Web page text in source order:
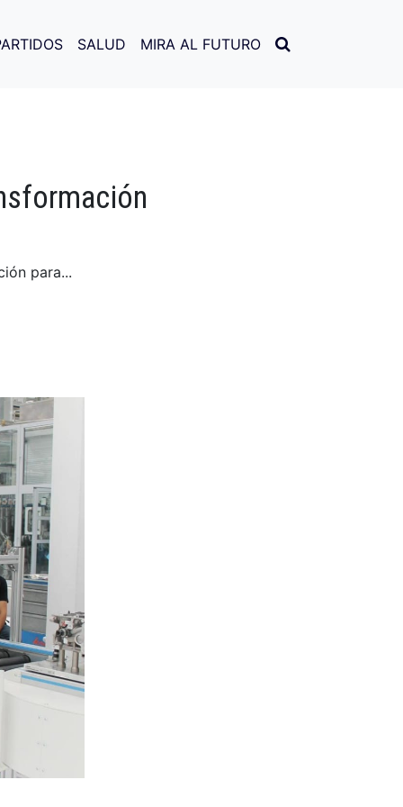
SALUD MIRA AL FUTURO
para...